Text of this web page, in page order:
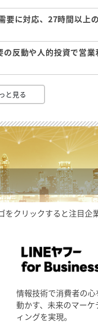
に対応、27時間以上
反動や人的投資で営業
と見る
クリックすると注目企
情報技術で消費者の心
動かす、未来のマーケ
ィングを実現。